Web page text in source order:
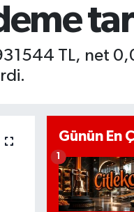
TL, net
Günün En
1